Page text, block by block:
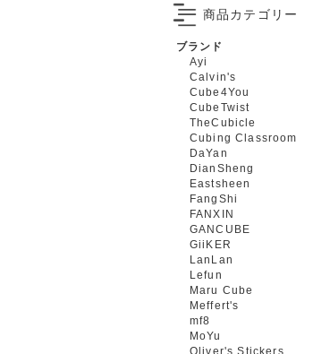
商品カテゴリー
ブランド
Ayi
Calvin's
Cube4You
CubeTwist
TheCubicle
Cubing Classroom
DaYan
DianSheng
Eastsheen
FangShi
FANXIN
GANCUBE
GiiKER
LanLan
Lefun
Maru Cube
Meffert's
mf8
MoYu
Oliver's Stickers